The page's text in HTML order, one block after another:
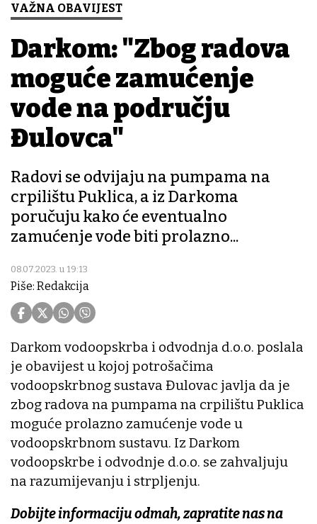
VAŽNA OBAVIJEST
Darkom: "Zbog radova
moguće zamućenje
vode na području
Đulovca"
Radovi se odvijaju na pumpama na
crpilištu Puklica, a iz Darkoma
poručuju kako će eventualno
zamućenje vode biti prolazno...
08.07.2023. u 19:13
Piše: Redakcija
Darkom vodoopskrba i odvodnja d.o.o. poslala
je obavijest u kojoj potrošačima
vodoopskrbnog sustava Đulovac javlja da je
zbog radova na pumpama na crpilištu Puklica
moguće prolazno zamućenje vode u
vodoopskrbnom sustavu. Iz Darkom
vodoopskrbe i odvodnje d.o.o. se zahvaljuju
na razumijevanju i strpljenju.
Dobijte informaciju odmah, zapratite nas na